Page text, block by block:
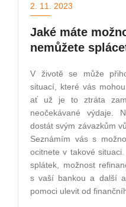
2. 11. 2023
Jaké máte
nemůžete
V životě se může
situací, které vás
ať už je to ztráta
neočekávané výdaje.
dostát svým závazkům
Seznámím vás s
ocitnete v takové
splátek, možnost
s vaší bankou a další
pomoci ulevit od